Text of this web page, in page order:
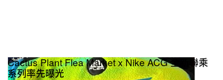
Cactus Plant Flea Market x Nike ACG 全新聯乘
系列率先曝光